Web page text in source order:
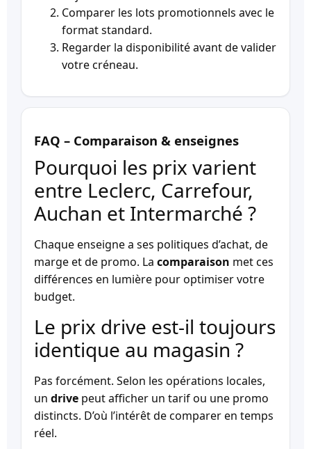
Comparer les lots promotionnels avec le
format standard.
Regarder la disponibilité avant de valider
votre créneau.
FAQ – Comparaison & enseignes
Pourquoi les prix varient
entre Leclerc, Carrefour,
Auchan et Intermarché ?
Chaque enseigne a ses politiques d’achat, de
marge et de promo. La comparaison met ces
différences en lumière pour optimiser votre
budget.
Le prix drive est-il toujours
identique au magasin ?
Pas forcément. Selon les opérations locales,
un drive peut afficher un tarif ou une promo
distincts. D’où l’intérêt de comparer en temps
réel.